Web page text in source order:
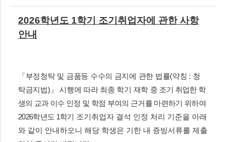
2026학년도 1학기 조기취업자에 관한 사항
안내
「 부정청탁 및 금품등 수수의 금지에 관한 법률(약칭 : 청
탁금지법) 」시행에 따라 최종 학기 재학 중 조기 취업한 학
생의 교과 이수 인정 및 학점 부여의 근거를 마련하기 위하여
2026학년도 1학기
조기취업자 결석 인정 처리 기준을 아래
와 같이 안내하오니 해당 학생은 기한 내 증빙서류를 제출